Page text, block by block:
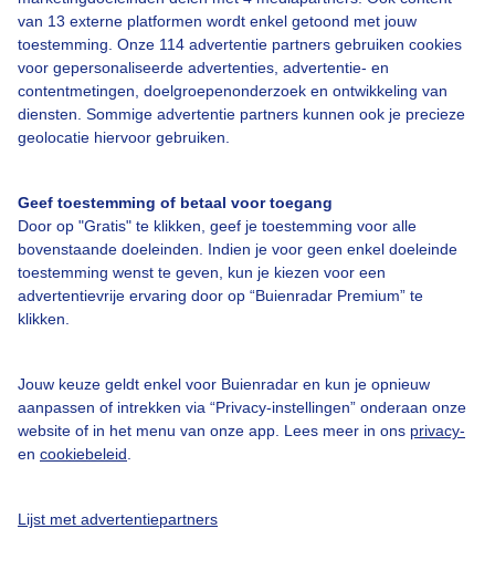
van 13 externe platformen wordt enkel getoond met jouw
toestemming. Onze 114 advertentie partners gebruiken cookies
voor gepersonaliseerde advertenties, advertentie- en
contentmetingen, doelgroepenonderzoek en ontwikkeling van
diensten. Sommige advertentie partners kunnen ook je precieze
geolocatie hiervoor gebruiken.
Geef toestemming of betaal voor toegang
Door op "Gratis" te klikken, geef je toestemming voor alle
bovenstaande doeleinden. Indien je voor geen enkel doeleinde
toestemming wenst te geven, kun je kiezen voor een
advertentievrije ervaring door op “Buienradar Premium” te
klikken.
Jouw keuze geldt enkel voor Buienradar en kun je opnieuw
aanpassen of intrekken via “Privacy-instellingen” onderaan onze
website of in het menu van onze app. Lees meer in ons privacy-
en cookiebeleid
Lijst met advertentiepartners
Bedrijfsgegevens
Veelgestelde vragen
Contact
Gebruikersvoorwaarden
Adverteren
Buienradar Team
Privacy beleid
Privacy instellingen
Gratis weerdata
Buienradar